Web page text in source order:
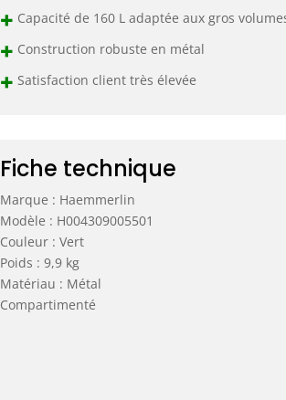
+ Capacité de 160 L adaptée aux gros
+ Construction robuste en métal
+ Satisfaction client très élevée
Fiche technique
Marque : Haemmerlin
Modèle : H004309005501
Couleur : Vert
Poids : 9,9 kg
Matériau : Métal
Compartimenté